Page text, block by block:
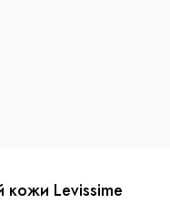
кожи Levissime